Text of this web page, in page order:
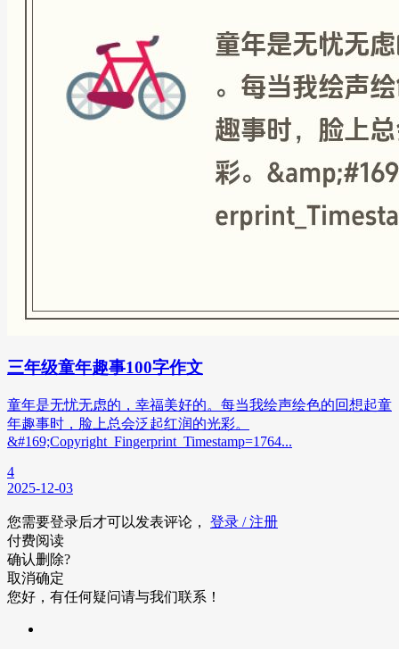
三年级童年趣事100字作文
童年是无忧无虑的，幸福美好的。每当我绘声绘色的回想起童
年趣事时，脸上总会泛起红润的光彩。
&#169;Copyright_Fingerprint_Timestamp=1764...
4
2025-12-03
您需要登录后才可以发表评论， 登录 / 注册
付费阅读
确认删除?
取消确定
您好，有任何疑问请与我们联系！